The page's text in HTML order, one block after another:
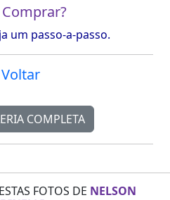
um passo-a-passo.
Voltar
COMPLETA
FOTOS DE NELSON